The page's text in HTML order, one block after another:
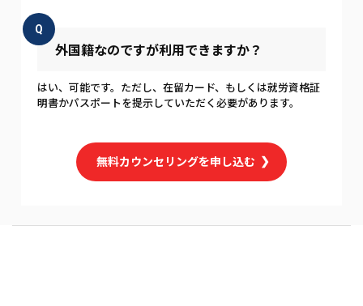
Q
外国籍なのですが利用できますか？
はい、可能です。ただし、在留カード、もしくは就労資格証
明書かパスポートを提示していただく必要があります。
無料カウンセリングを申し込む